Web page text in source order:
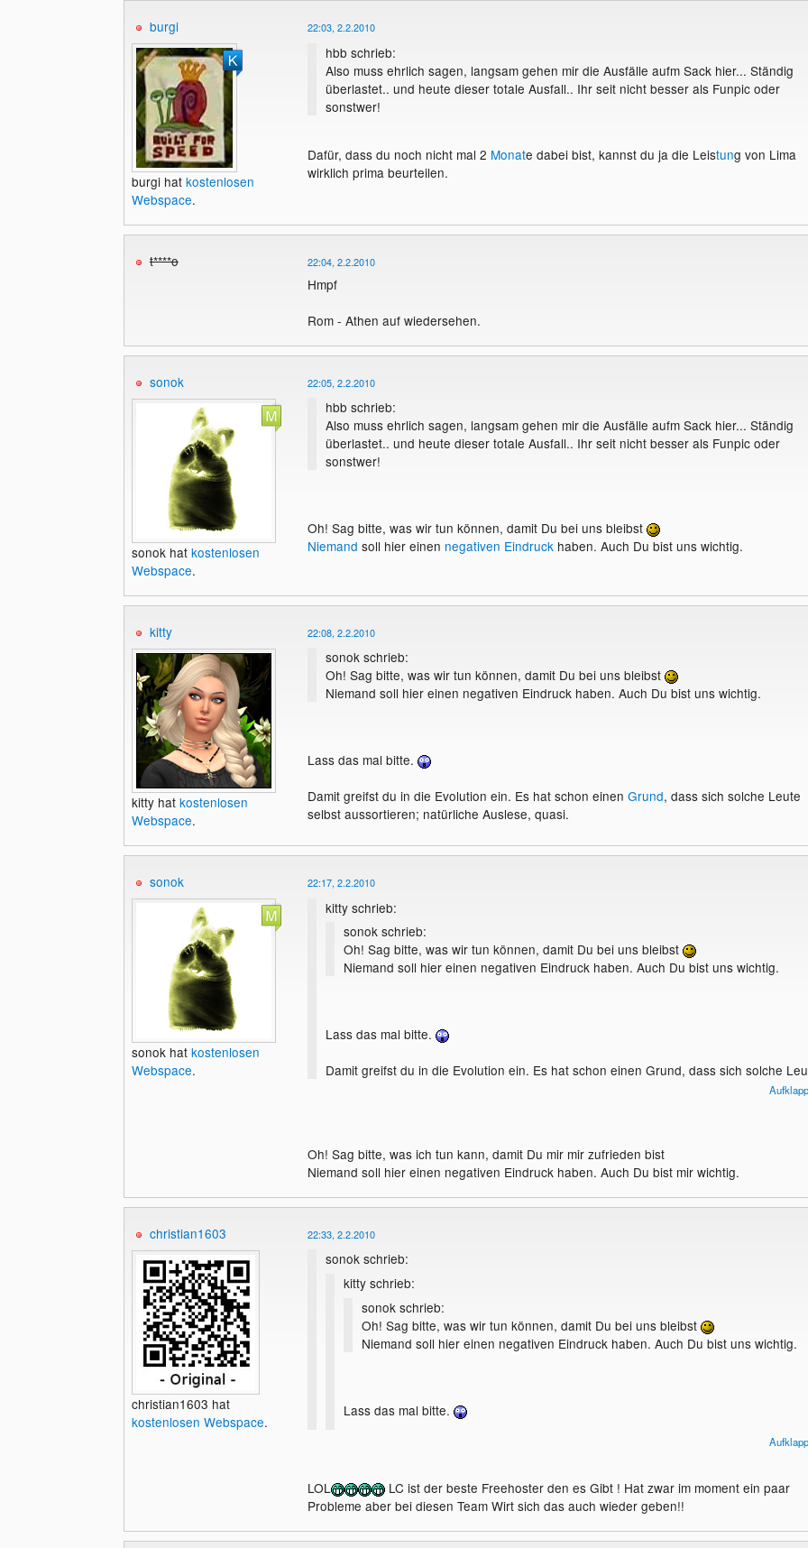
burgi
burgi hat kostenlosen
Webspace.
22:03, 2.2.2010
hbb schrieb:
Also muss ehrlich sagen, langsam gehen mir die Ausfälle aufm Sack hier... Ständig
überlastet.. und heute dieser totale Ausfall.. Ihr seit nicht besser als Funpic oder
sonstwer!
Dafür, dass du noch nicht mal 2 Monate dabei bist, kannst du ja die Leistung von Lima
wirklich prima beurteilen.
t****o 22:04, 2.2.2010
Hmpf
Rom - Athen auf wiedersehen.
sonok
sonok hat kostenlosen
Webspace.
22:05, 2.2.2010
hbb schrieb:
Also muss ehrlich sagen, langsam gehen mir die Ausfälle aufm Sack hier... Ständig
überlastet.. und heute dieser totale Ausfall.. Ihr seit nicht besser als Funpic oder
sonstwer!
Oh! Sag bitte, was wir tun können, damit Du bei uns bleibst
Niemand soll hier einen negativen Eindruck haben. Auch Du bist uns wichtig.
kitty
kitty hat kostenlosen
Webspace.
22:08, 2.2.2010
sonok schrieb:
Oh! Sag bitte, was wir tun können, damit Du bei uns bleibst
Niemand soll hier einen negativen Eindruck haben. Auch Du bist uns wichtig.
Lass das mal bitte.
Damit greifst du in die Evolution ein. Es hat schon einen Grund, dass sich solche Leute
selbst aussortieren; natürliche Auslese, quasi.
sonok
sonok hat kostenlosen
Webspace.
22:17, 2.2.2010
kitty schrieb:
sonok schrieb:
Oh! Sag bitte, was wir tun können, damit Du bei uns bleibst
Niemand soll hier einen negativen Eindruck haben. Auch Du bist uns wichtig.
Lass das mal bitte.
Damit greifst du in die Evolution ein. Es hat schon einen Grund, dass sich solche
Oh! Sag bitte, was ich tun kann, damit Du mir mir zufrieden bist
Niemand soll hier einen negativen Eindruck haben. Auch Du bist mir wichtig.
christian1603
christian1603 hat
kostenlosen Webspace.
22:33, 2.2.2010
sonok schrieb:
kitty schrieb:
sonok schrieb:
Oh! Sag bitte, was wir tun können, damit Du bei uns bleibst
Niemand soll hier einen negativen Eindruck haben. Auch Du bist uns wichtig.
Lass das mal bitte.
Damit greifst du in die Evolution ein. Es hat schon einen Grund, dass sich solche
Oh! Sag bitte, was ich tun kann, damit Du mir mir zufrieden bist
Niemand soll hier einen negativen Eindruck haben. Auch Du bist mir wichtig.
LOL
LC ist der beste Freehoster den es Gibt ! Hat zwar im moment ein paar
Probleme aber bei diesen Team Wirt sich das auch wieder geben!!